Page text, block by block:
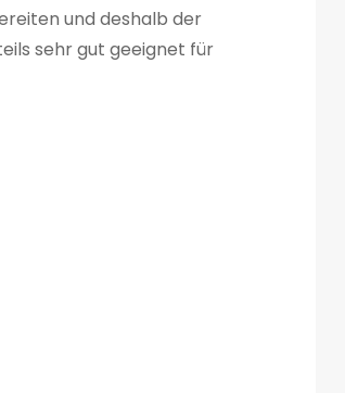
und deshalb der
sehr gut geeignet für